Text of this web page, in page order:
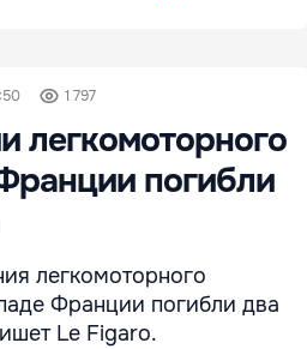
1 797
легкомоторного
погибли
легкомоторного
Франции погибли два
Le Figaro.